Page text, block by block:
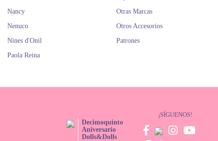
Nancy
Nenuco
Nines d'Onil
Paola Reina
Otras Marcas
Otros Accesorios
Patrones
Decimoquinto
Aniversario
Dolls&Dolls
¡SÍGUENOS!